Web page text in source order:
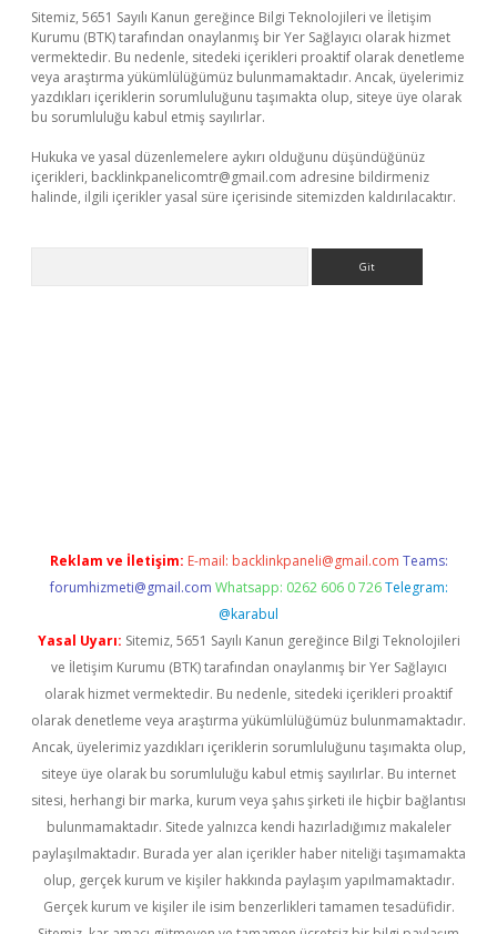
Sitemiz, 5651 Sayılı Kanun gereğince Bilgi Teknolojileri ve İletişim
Kurumu (BTK) tarafından onaylanmış bir Yer Sağlayıcı olarak hizmet
vermektedir. Bu nedenle, sitedeki içerikleri proaktif olarak denetleme
veya araştırma yükümlülüğümüz bulunmamaktadır. Ancak, üyelerimiz
yazdıkları içeriklerin sorumluluğunu taşımakta olup, siteye üye olarak
bu sorumluluğu kabul etmiş sayılırlar.
Hukuka ve yasal düzenlemelere aykırı olduğunu düşündüğünüz
içerikleri, backlinkpanelicomtr@gmail.com adresine bildirmeniz
halinde, ilgili içerikler yasal süre içerisinde sitemizden kaldırılacaktır.
Reklam ve İletişim: E-mail: backlinkpaneli@gmail.com Teams:
forumhizmeti@gmail.com Whatsapp: 0262 606 0 726 Telegram:
@karabul
Yasal Uyarı: Sitemiz, 5651 Sayılı Kanun gereğince Bilgi Teknolojileri
ve İletişim Kurumu (BTK) tarafından onaylanmış bir Yer Sağlayıcı
olarak hizmet vermektedir. Bu nedenle, sitedeki içerikleri proaktif
olarak denetleme veya araştırma yükümlülüğümüz bulunmamaktadır.
Ancak, üyelerimiz yazdıkları içeriklerin sorumluluğunu taşımakta olup,
siteye üye olarak bu sorumluluğu kabul etmiş sayılırlar. Bu internet
sitesi, herhangi bir marka, kurum veya şahıs şirketi ile hiçbir bağlantısı
bulunmamaktadır. Sitede yalnızca kendi hazırladığımız makaleler
paylaşılmaktadır. Burada yer alan içerikler haber niteliği taşımamakta
olup, gerçek kurum ve kişiler hakkında paylaşım yapılmamaktadır.
Gerçek kurum ve kişiler ile isim benzerlikleri tamamen tesadüfidir.